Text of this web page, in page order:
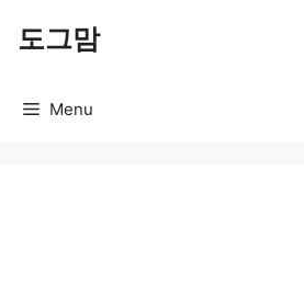
도그맘
Menu